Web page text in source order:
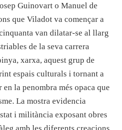
Guinovart o Manuel de
que Viladot va començar a
van dilatar-se al llarg
de la seva carrera
xarxa, aquest grup de
espais culturals i tornant a
la penombra més opaca que
La mostra evidencia
i militància exposant obres